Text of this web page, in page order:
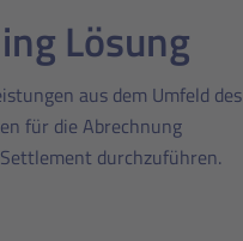
Lösung
aus dem Umfeld des
für die Abrechnung
durchzuführen.